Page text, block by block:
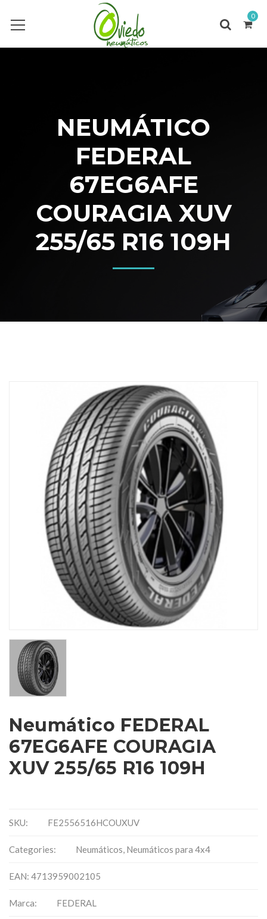
0
NEUMÁTICO
FEDERAL
67EG6AFE
COURAGIA XUV
255/65 R16 109H
Neumático FEDERAL
67EG6AFE COURAGIA
XUV 255/65 R16 109H
SKU: FE2556516HCOUXUV
Categories: Neumáticos, Neumáticos para 4x4
EAN: 4713959002105
Marca: FEDERAL